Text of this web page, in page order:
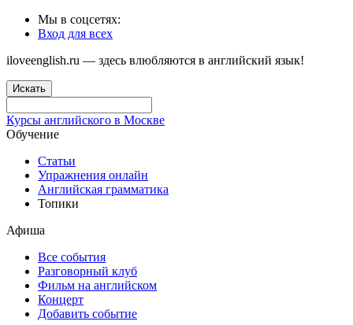
Мы в соцсетях:
Вход для всех
iloveenglish.ru — здесь влюбляются в английский язык!
Искать
Курсы английского в Москве
Обучение
Статьи
Упражнения онлайн
Английская грамматика
Топики
Афиша
Все события
Разговорный клуб
Фильм на английском
Концерт
Добавить событие